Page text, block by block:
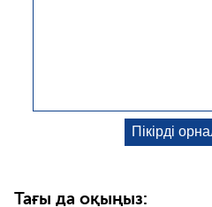
Тағы да оқыңыз: